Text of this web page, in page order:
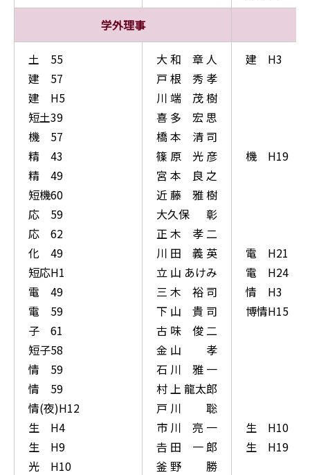
学外理事
土 55
建 57
建 H5
短土39
機 57
精 43
精 49
短機60
応 59
応 62
化 49
短応H1
電 49
電 59
子 61
短子58
情 59
情 59
情(夜)H12
生 H4
生 H9
光 H10
大 和 章 人
戸 根 秀 孝
川 端 茂 樹
喜 多 宏 思
橋 本 清 司
篠 原 光 彦
宮 本 良 之
近 藤 雅 樹
大久保 彰
正 木 孝 二
川 田 義 英
立 山 あけみ
三 木 裕 司
下 山 貴 司
古 味 俊 二
金 山 孝
石 川 雅 一
村 上 龍太郎
戸 川 聡
市 川 亮 一
𠮷 田 一 郎
釜 野 勝
建 H3
機 H19
電 H21
電 H24
情 H3
博情H15
生 H10
生 H19